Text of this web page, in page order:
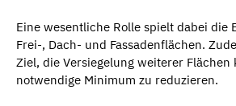
Eine wesentliche Rolle spielt dabei die
Frei-, Dach- und Fassadenflächen.
Ziel, die Versiegelung weiterer Flächen
notwendige Minimum zu reduzieren.